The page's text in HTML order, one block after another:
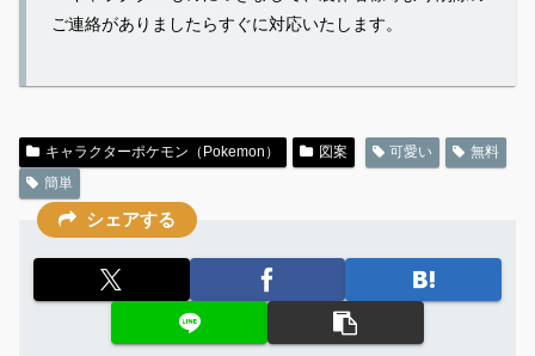
ご連絡がありましたらすぐに対応いたします。
キャラクターポケモン（Pokemon） 図案 可愛い
無料
簡単
シェアする